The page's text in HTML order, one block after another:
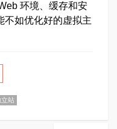
环境、缓存和安
不如优化好的虚拟主
站